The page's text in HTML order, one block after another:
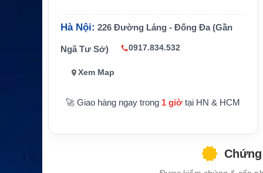
Hà Nội: 226 Đường Láng - Đống Đa (Gần
Ngã Tư Sở) 0917.834.532
Xem Map
🚀 Giao hàng ngay trong 1 giờ tại HN & HCM